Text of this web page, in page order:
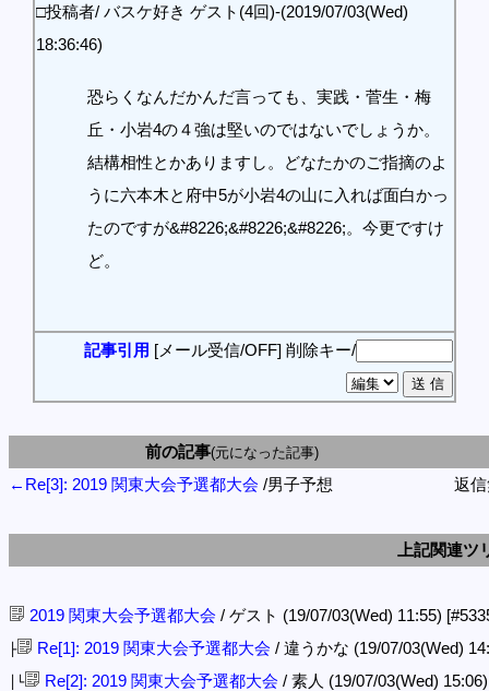
□投稿者/ バスケ好き ゲスト(4回)-(2019/07/03(Wed)
18:36:46)
恐らくなんだかんだ言っても、実践・菅生・梅
丘・小岩4の４強は堅いのではないでしょうか。
結構相性とかありますし。どなたかのご指摘のよ
うに六本木と府中5が小岩4の山に入れば面白かっ
たのですが&#8226;&#8226;&#8226;。今更ですけ
ど。
記事引用 [メール受信/OFF] 削除キー/
前の記事(元になった記事)
←Re[3]: 2019 関東大会予選都大会 /男子予想 返
上記関連ツ
2019 関東大会予選都大会 / ゲスト (19/07/03(Wed) 11:55)
├ Re[1]: 2019 関東大会予選都大会 / 違うかな (19/07/03(Wed)
│└ Re[2]: 2019 関東大会予選都大会 / 素人 (19/07/03(Wed)